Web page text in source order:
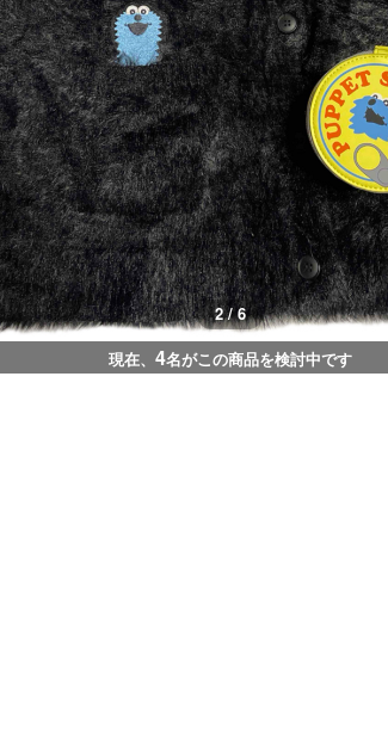
3 / 6
現在、 4名がこの商品を検討中です